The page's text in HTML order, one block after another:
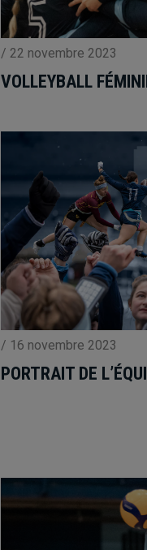
/ 22 novembre 2023
VOLLEYBALL
/ 16 novembre 2023
PORTRAIT DE